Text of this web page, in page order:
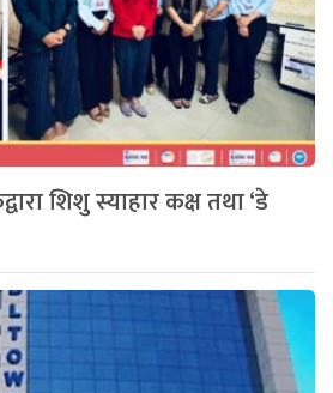
शिशु स्याहार कक्ष तथा ‘डे